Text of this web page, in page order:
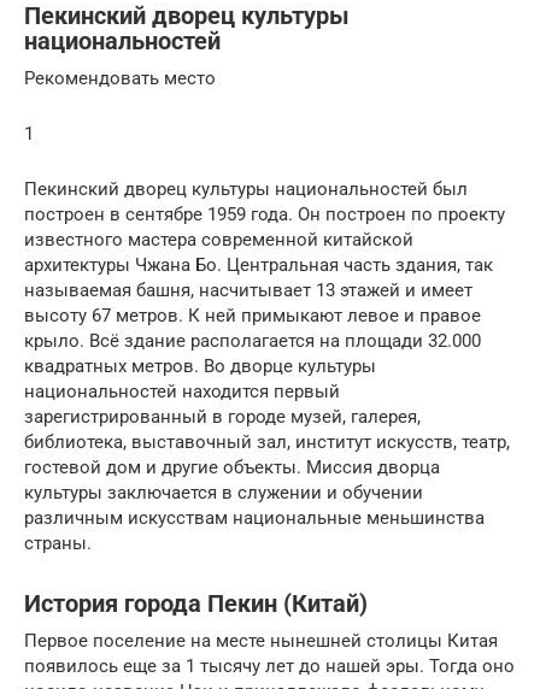
Пекинский дворец культуры
национальностей
Рекомендовать место
1
Пекинский дворец культуры национальностей был
построен в сентябре 1959 года. Он построен по проекту
известного мастера современной китайской
архитектуры Чжана Бо. Центральная часть здания, так
называемая башня, насчитывает 13 этажей и имеет
высоту 67 метров. К ней примыкают левое и правое
крыло. Всё здание располагается на площади 32.000
квадратных метров. Во дворце культуры
национальностей находится первый
зарегистрированный в городе музей, галерея,
библиотека, выставочный зал, институт искусств, театр,
гостевой дом и другие объекты. Миссия дворца
культуры заключается в служении и обучении
различным искусствам национальные меньшинства
страны.
История города Пекин (Китай)
Первое поселение на месте нынешней столицы Китая
появилось еще за 1 тысячу лет до нашей эры. Тогда оно